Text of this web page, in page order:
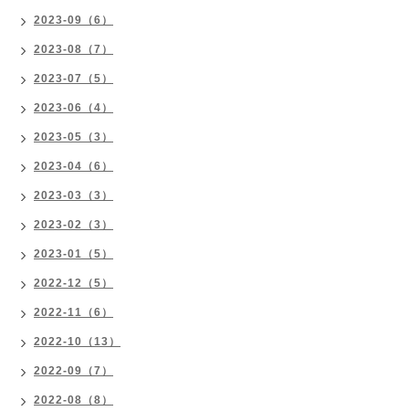
2023-09（6）
2023-08（7）
2023-07（5）
2023-06（4）
2023-05（3）
2023-04（6）
2023-03（3）
2023-02（3）
2023-01（5）
2022-12（5）
2022-11（6）
2022-10（13）
2022-09（7）
2022-08（8）